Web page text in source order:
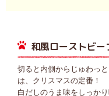
和風ローストビー
切ると内側からじゅわっ
は、クリスマスの定番！
白だしのうま味をしっか